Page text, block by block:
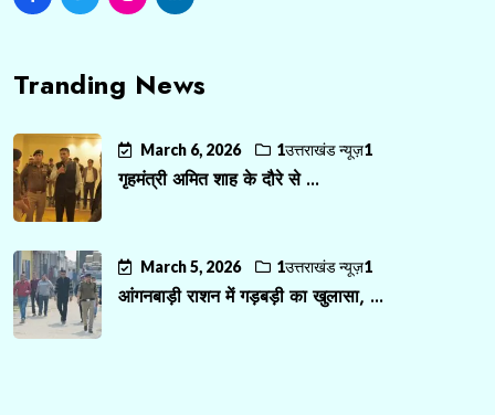
Tranding News
March 6, 2026 1उत्तराखंड न्यूज़1
गृहमंत्री अमित शाह के दौरे से ...
March 5, 2026 1उत्तराखंड न्यूज़1
आंगनबाड़ी राशन में गड़बड़ी का खुलासा, ...